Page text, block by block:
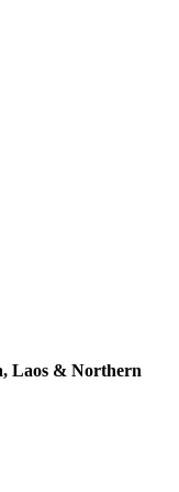
Laos & Northern